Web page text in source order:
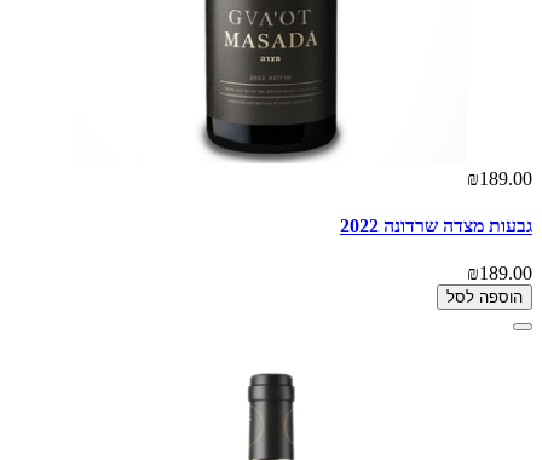
₪189.00
גבעות מצדה שרדונה 2022
₪189.00
הוספה לסל